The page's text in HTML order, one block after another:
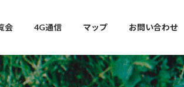
会 4G通信 マップ お問い合わせ